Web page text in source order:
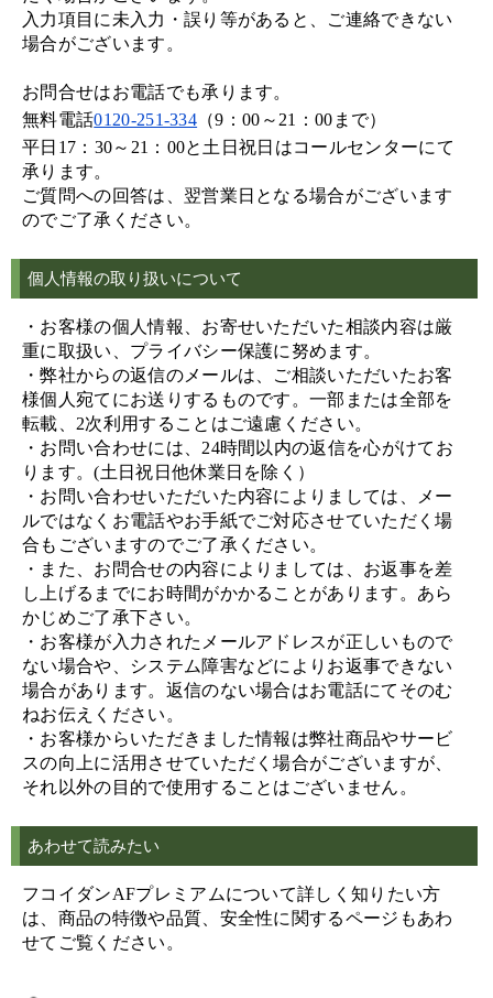
入力項目に未入力・誤り等があると、ご連絡できない
場合がございます。
お問合せはお電話でも承ります。
無料電話0120-251-334 （9：00～21：00まで）
平日17：30～21：00と土日祝日はコールセンターにて
承ります。
ご質問への回答は、翌営業日となる場合がございます
のでご了承ください。
個人情報の取り扱いについて
・お客様の個人情報、お寄せいただいた相談内容は厳
重に取扱い、プライバシー保護に努めます。
・弊社からの返信のメールは、ご相談いただいたお客
様個人宛てにお送りするものです。一部または全部を
転載、2次利用することはご遠慮ください。
・お問い合わせには、24時間以内の返信を心がけてお
ります。(土日祝日他休業日を除く）
・お問い合わせいただいた内容によりましては、メー
ルではなくお電話やお手紙でご対応させていただく場
合もございますのでご了承ください。
・また、お問合せの内容によりましては、お返事を差
し上げるまでにお時間がかかることがあります。あら
かじめご了承下さい。
・お客様が入力されたメールアドレスが正しいもので
ない場合や、システム障害などによりお返事できない
場合があります。返信のない場合はお電話にてそのむ
ねお伝えください。
・お客様からいただきました情報は弊社商品やサービ
スの向上に活用させていただく場合がございますが、
それ以外の目的で使用することはございません。
あわせて読みたい
フコイダンAFプレミアムについて詳しく知りたい方
は、商品の特徴や品質、安全性に関するページもあわ
せてご覧ください。